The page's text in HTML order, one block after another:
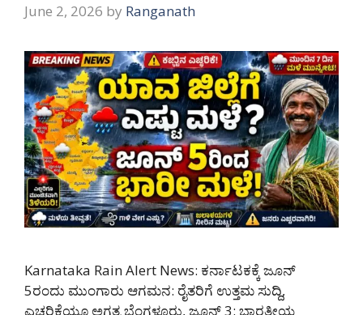
June 2, 2026 by Ranganath
Karnataka Rain Alert News: ಕರ್ನಾಟಕಕ್ಕೆ ಜೂನ್
5ರಂದು ಮುಂಗಾರು ಆಗಮನ: ರೈತರಿಗೆ ಉತ್ತಮ ಸುದ್ದಿ,
ಎಚ್ಚರಿಕೆಯೂ ಅಗತ್ಯ ಬೆಂಗಳೂರು, ಜೂನ್ 3: ಭಾರತೀಯ